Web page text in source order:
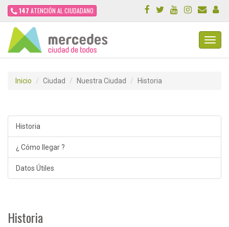
147 ATENCIÓN AL CIUDADANO
Inicio Ciudad Nuestra Ciudad Historia
Historia
¿ Cómo llegar ?
Datos Útiles
Historia